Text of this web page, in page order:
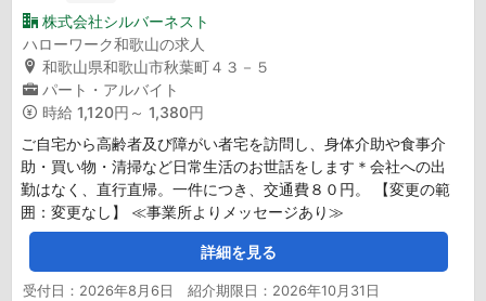
株式会社シルバーネスト
ハローワーク和歌山の求人
和歌山県和歌山市秋葉町４３－５
パート・アルバイト
時給 1,120円～ 1,380円
ご自宅から高齢者及び障がい者宅を訪問し、身体介助や食事介
助・買い物・清掃など日常生活のお世話をします＊会社への出
勤はなく、直行直帰。一件につき、交通費８０円。 【変更の範
囲：変更なし】 ≪事業所よりメッセージあり≫
詳細を見る
受付日：2026年8月6日 紹介期限日：2026年10月31日